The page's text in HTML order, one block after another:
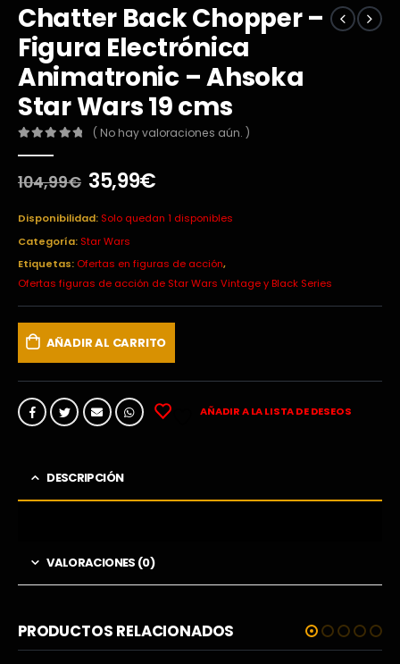
Chatter Back Chopper –
Figura Electrónica
Animatronic – Ahsoka
Star Wars 19 cms
( No hay valoraciones aún. )
104,99€ El
original
era:
104,99€.
35,99€El
actual
35,99€.
Disponibilidad: Solo quedan 1 disponibles
Categoría: Star Wars
Etiquetas: Ofertas en figuras de acción,
Ofertas figuras de acción de Star Wars Vintage y Black Series
AÑADIR AL CARRITO
AÑADIR A LA LISTA DE DESEOS
DESCRIPCIÓN
VALORACIONES (0)
PRODUCTOS RELACIONADOS